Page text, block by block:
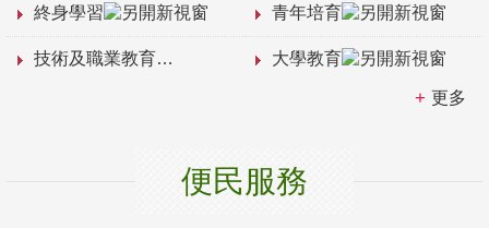
終身學習 青年培育
技術及職業教育 大學教育
更多
便民服務